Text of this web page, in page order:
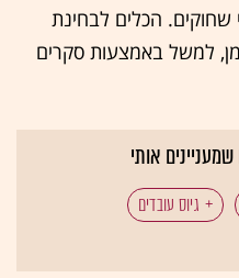
שחוקים. הכלים לבחינת
למשל באמצעות סקרים
אותי
גיוס עובדים